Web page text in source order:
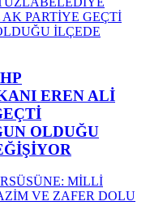
EREN ALİ
OLDUĞU